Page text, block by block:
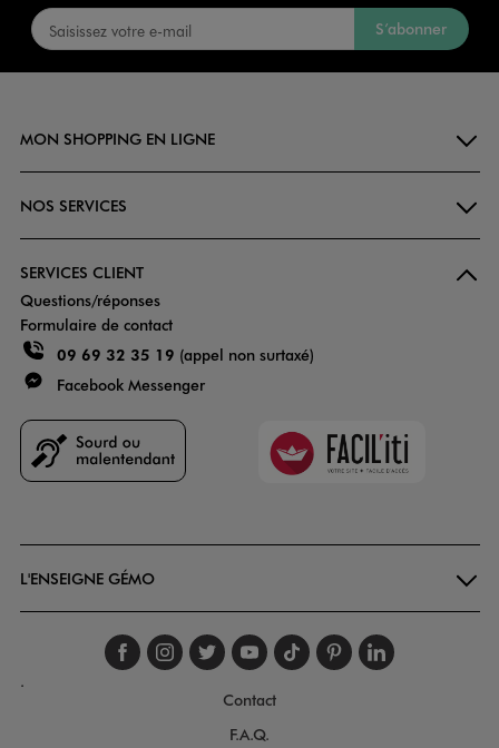
S’abonner
MON SHOPPING EN LIGNE
NOS SERVICES
SERVICES CLIENT
Questions/réponses
Formulaire de contact
09 69 32 35 19 (appel non surtaxé)
Facebook Messenger
Faciliti
L'ENSEIGNE GÉMO
Suivez-nous sur
Suivez-nous sur
Suivez-nous sur
Suivez-nous
Suivez-nous
Suivez-
.
Contact
F.A.Q.